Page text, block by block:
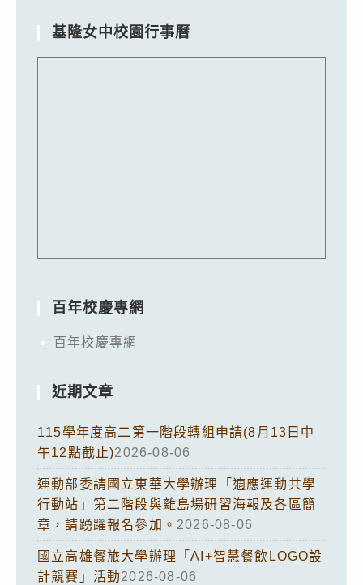
基隆女中校園行事曆
百年校慶專網
百年校慶專網
近期文章
115學年度高二第一階段轉組申請(8月13日中
午12點截止)2026-08-06
運動部委請國立東華大學辦理「適應運動共學
行動站」第二階段與離島場研習海報及各區簡
章，請踴躍報名參加。 2026-08-06
國立高雄餐旅大學辦理「AI+智慧餐飲LOGO設
計競賽」活動2026-08-06